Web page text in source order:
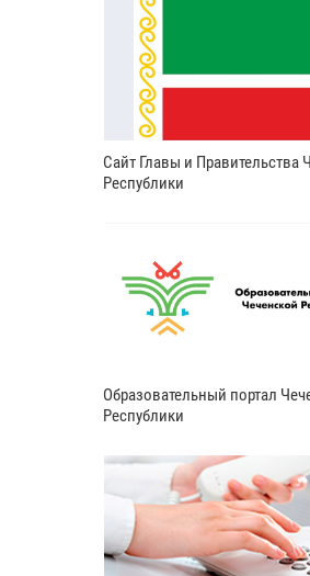
Сайт Главы и Правительства
Республики
Образовательный портал
Республики